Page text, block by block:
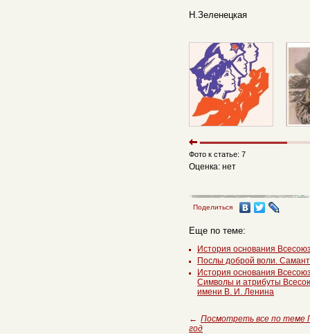
Н.Зеленецкая
Фото к статье: 7
Оценка: нет
Поделиться
Еще по теме:
История основания
Послы доброй воли.
История основания
Символы и атрибуты
имени В. И. Ленина
← Посмотреть все по теме
год